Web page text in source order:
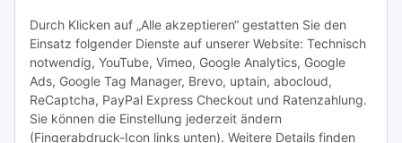
Durch Klicken auf „Alle akzeptieren“ gestatten Sie den
Einsatz folgender Dienste auf unserer Website: Technisch
notwendig, YouTube, Vimeo, Google Analytics, Google
Ads, Google Tag Manager, Brevo, uptain, abocloud,
ReCaptcha, PayPal Express Checkout und Ratenzahlung.
Sie können die Einstellung jederzeit ändern
(Fingerabdruck-Icon links unten). Weitere Details finden
Abonnieren
Newsletter Abonnieren
Gesetzliche Informationen